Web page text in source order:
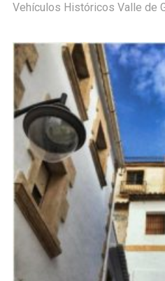
Vehículos Históricos Valle de